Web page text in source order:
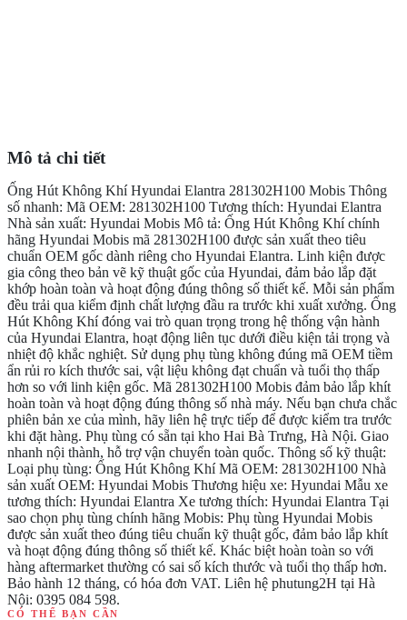
Mô tả chi tiết
Ống Hút Không Khí Hyundai Elantra 281302H100 Mobis Thông
số nhanh: Mã OEM: 281302H100 Tương thích: Hyundai Elantra
Nhà sản xuất: Hyundai Mobis Mô tả: Ống Hút Không Khí chính
hãng Hyundai Mobis mã 281302H100 được sản xuất theo tiêu
chuẩn OEM gốc dành riêng cho Hyundai Elantra. Linh kiện được
gia công theo bản vẽ kỹ thuật gốc của Hyundai, đảm bảo lắp đặt
khớp hoàn toàn và hoạt động đúng thông số thiết kế. Mỗi sản phẩm
đều trải qua kiểm định chất lượng đầu ra trước khi xuất xưởng. Ống
Hút Không Khí đóng vai trò quan trọng trong hệ thống vận hành
của Hyundai Elantra, hoạt động liên tục dưới điều kiện tải trọng và
nhiệt độ khắc nghiệt. Sử dụng phụ tùng không đúng mã OEM tiềm
ẩn rủi ro kích thước sai, vật liệu không đạt chuẩn và tuổi thọ thấp
hơn so với linh kiện gốc. Mã 281302H100 Mobis đảm bảo lắp khít
hoàn toàn và hoạt động đúng thông số nhà máy. Nếu bạn chưa chắc
phiên bản xe của mình, hãy liên hệ trực tiếp để được kiểm tra trước
khi đặt hàng. Phụ tùng có sẵn tại kho Hai Bà Trưng, Hà Nội. Giao
nhanh nội thành, hỗ trợ vận chuyển toàn quốc. Thông số kỹ thuật:
Loại phụ tùng: Ống Hút Không Khí Mã OEM: 281302H100 Nhà
sản xuất OEM: Hyundai Mobis Thương hiệu xe: Hyundai Mẫu xe
tương thích: Hyundai Elantra Xe tương thích: Hyundai Elantra Tại
sao chọn phụ tùng chính hãng Mobis: Phụ tùng Hyundai Mobis
được sản xuất theo đúng tiêu chuẩn kỹ thuật gốc, đảm bảo lắp khít
và hoạt động đúng thông số thiết kế. Khác biệt hoàn toàn so với
hàng aftermarket thường có sai số kích thước và tuổi thọ thấp hơn.
Bảo hành 12 tháng, có hóa đơn VAT. Liên hệ phutung2H tại Hà
Nội: 0395 084 598.
CÓ THỂ BẠN CẦN